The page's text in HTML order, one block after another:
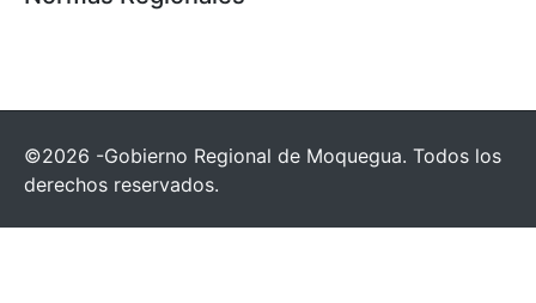
©2026 -Gobierno Regional de Moquegua. Todos los
derechos reservados.